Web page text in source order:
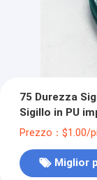
75 Durezza
Sigillo in PU
a doppio uso
Prezzo：$1.00/
Miglior